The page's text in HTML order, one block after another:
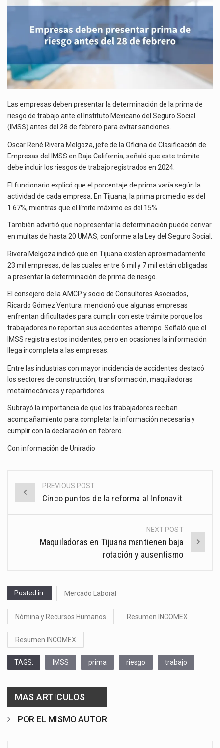
La reforma que reduce la jornada laboral a 40 horas semanales omitió precisar su aplicación…
DEL
DE
FEBRERO
Las empresas deben presentar la determinación de la prima de
riesgo de trabajo ante el Instituto Mexicano del Seguro Social
(IMSS) antes del 28 de febrero para evitar sanciones.
Oscar René Rivera Melgoza, jefe de la Oficina de Clasificación de
Empresas del IMSS en Baja California, señaló que este trámite
debe incluir los riesgos de trabajo registrados en 2024.
El funcionario explicó que el porcentaje de prima varía según la
actividad de cada empresa. En Tijuana, la prima promedio es del
1.67%, mientras que el límite máximo es del 15%.
También advirtió que no presentar la determinación puede derivar
en multas de hasta 20 UMAS, conforme a la Ley del Seguro Social.
Rivera Melgoza indicó que en Tijuana existen aproximadamente
23 mil empresas, de las cuales entre 6 mil y 7 mil están obligadas
a presentar la determinación de prima de riesgo.
El consejero de la AMCP y socio de Consultores Asociados,
Ricardo Gómez Ventura, mencionó que algunas empresas
enfrentan dificultades para cumplir con este trámite porque los
trabajadores no reportan sus accidentes a tiempo. Señaló que el
IMSS registra estos incidentes, pero en ocasiones la información
llega incompleta a las empresas.
Entre las industrias con mayor incidencia de accidentes destacó
los sectores de construcción, transformación, maquiladoras
metalmecánicas y repartidores.
Subrayó la importancia de que los trabajadores reciban
acompañamiento para completar la información necesaria y
cumplir con la declaración en febrero.
Con información de Uniradio
Post
navigation
PREVIOUS POST
Cinco puntos de la reforma al Infonavit
NEXT POST
Maquiladoras en Tijuana mantienen baja
rotación y ausentismo
Posted in: Mercado Laboral
Nómina y Recursos Humanos Resumen INCOMEX
Resumen INCOMEX
TAGS: IMSS prima riesgo trabajo
MAS ARTICULOS
POR EL MISMO AUTOR